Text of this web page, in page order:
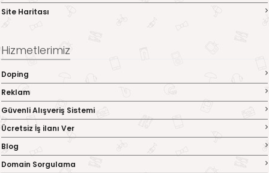
Site Haritası
Hizmetlerimiz
Doping
Reklam
Güvenli Alışveriş Sistemi
Ücretsiz İş ilanı Ver
Blog
Domain Sorgulama